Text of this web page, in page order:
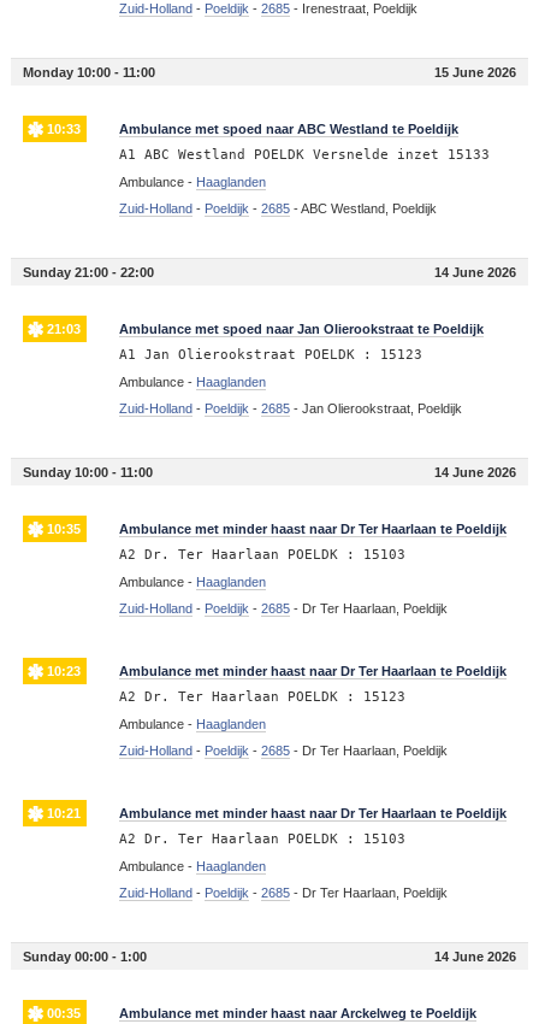
Zuid-Holland - Poeldijk- 2685- Irenestraat, Poeldijk
Monday 10:00 - 11:00 15 June 2026
10:33 Ambulance met spoed naar ABC Westland te Poeldijk
A1 ABC Westland POELDK Versnelde inzet 15133
Ambulance - Haaglanden
Zuid-Holland - Poeldijk- 2685-ABC Westland, Poeldijk
Sunday 21:00 - 22:00 14 June 2026
21:03 Ambulance met spoed naar Jan Olierookstraat te Poeldijk
A1 Jan Olierookstraat POELDK : 15123
Ambulance - Haaglanden
Zuid-Holland - Poeldijk- 2685- Jan Olierookstraat, Poeldijk
Sunday 10:00 - 11:00 14 June 2026
10:35 Ambulance met minder haast naar Dr Ter Haarlaan te Poeldijk
A2 Dr. Ter Haarlaan POELDK : 15103
Ambulance - Haaglanden
Zuid-Holland - Poeldijk- 2685- Dr Ter Haarlaan, Poeldijk
10:23 Ambulance met minder haast naar Dr Ter Haarlaan te Poeldijk
A2 Dr. Ter Haarlaan POELDK : 15123
Ambulance - Haaglanden
Zuid-Holland - Poeldijk- 2685- Dr Ter Haarlaan, Poeldijk
10:21 Ambulance met minder haast naar Dr Ter Haarlaan te Poeldijk
A2 Dr. Ter Haarlaan POELDK : 15103
Ambulance - Haaglanden
Zuid-Holland - Poeldijk- 2685- Dr Ter Haarlaan, Poeldijk
Sunday 00:00 - 1:00 14 June 2026
00:35 Ambulance met minder haast naar Arckelweg te Poeldijk